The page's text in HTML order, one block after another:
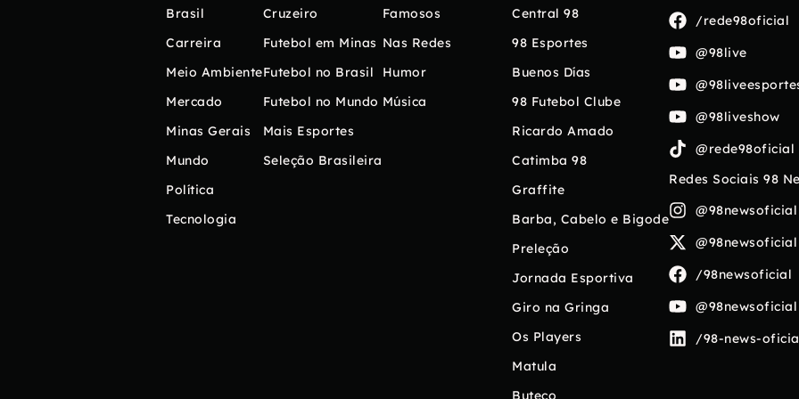
Brasil
Carreira
Meio Ambiente
Mercado
Minas Gerais
Mundo
Política
Tecnologia
Cruzeiro
Futebol em Minas
Futebol no Brasil
Futebol no Mundo
Mais Esportes
Seleção Brasileira
Famosos
Nas Redes
Humor
Música
Central 98
98 Esportes
Buenos Días
98 Futebol Clube
Ricardo Amado
Catimba 98
Graffite
Barba, Cabelo e Bigode
Preleção
Jornada Esportiva
Giro na Gringa
Os Players
Matula
/rede98oficial
@98live
@98liveshow
@rede98oficial
Redes Sociais 98
@98newsoficial
@98newsoficial
/98newsoficial
@98newsoficial
/98-news-